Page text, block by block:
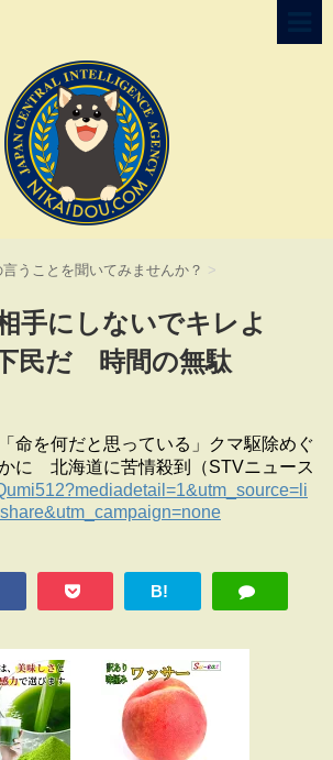
うことを聞いてみませんか？ >
手にしないでキレよ
民だ 時間の無駄
命を何だと思っている」クマ駆除めぐ
に 北海道に苦情殺到（STVニュース
B!